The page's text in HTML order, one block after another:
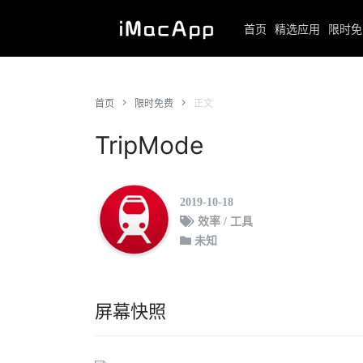
首页 精选应用 限时
首页 限时免费 正文
TripMode
2019-10-18
效率 / 工具
未知
屏幕快照